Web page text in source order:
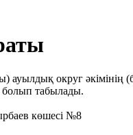
округ әкімінің
болып табылады.
көшесі №8